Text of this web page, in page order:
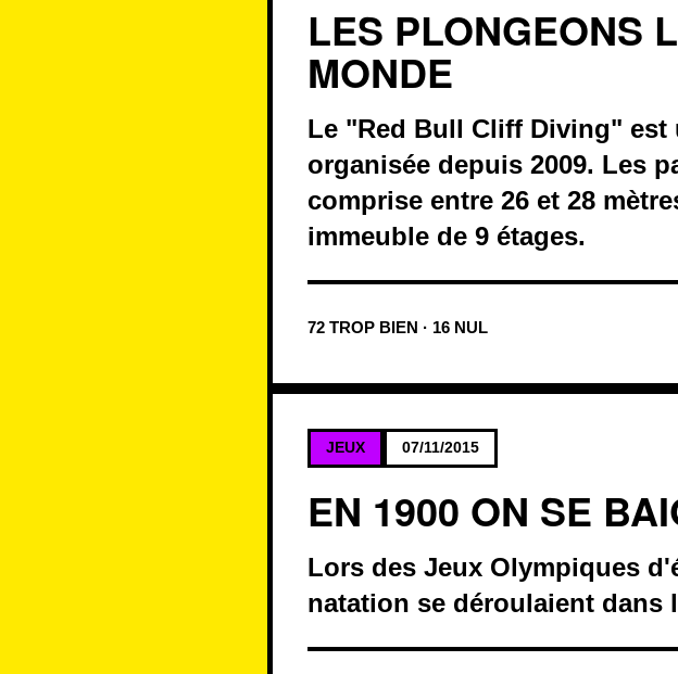
LES PLONGEONS
MONDE
Le "Red Bull Cliff Diving"
organisée depuis 2009. Les
comprise entre 26 et 28
immeuble de 9 étages.
72 TROP BIEN · 16 NUL
JEUX 07/11/2015
EN 1900 ON SE
Lors des Jeux Olympiques
natation se déroulaient dans